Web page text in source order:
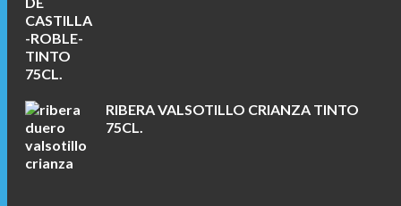
RIBERA VALSOTILLO CRIANZA TINTO
75CL.